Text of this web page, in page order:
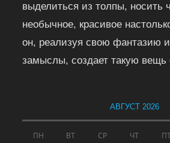
выделиться из толпы, носить
необычное, красивое
он, реализуя свою фантазию
замыслы, создает такую вещь
АВГУСТ 2026
ПН ВТ СР ЧТ